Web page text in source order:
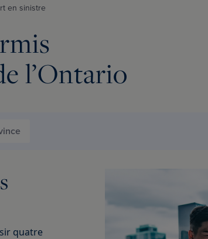
en sinistre
l’Ontario
quatre